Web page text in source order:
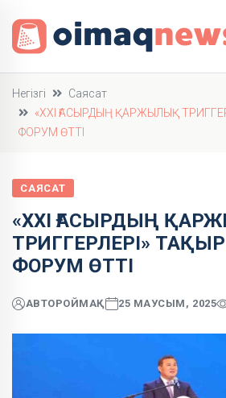
Негізгі
Саясат
«XXI ҒАСЫРДЫҢ ҚАРЖЫЛЫҚ
ФОРУМ ӨТТІ
САЯСАТ
«XXI ҒАСЫРДЫҢ
ТРИГГЕРЛЕРІ»
ФОРУМ ӨТТІ
АВТОРОЙМАҚ 25 МАУСЫМ, 2025